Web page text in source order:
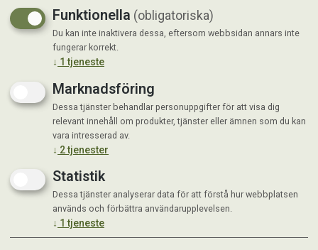
Funktionella (obligatoriska)
Du kan inte inaktivera dessa, eftersom webbsidan annars inte
fungerar korrekt.
↓ 1 tjeneste
Marknadsföring
Dessa tjänster behandlar personuppgifter för att visa dig
relevant innehåll om produkter, tjänster eller ämnen som du kan
vara intresserad av.
↓ 2tjenester
Statistik
Dessa tjänster analyserar data för att förstå hur webbplatsen
används och förbättra användarupplevelsen.
↓ 1 tjeneste